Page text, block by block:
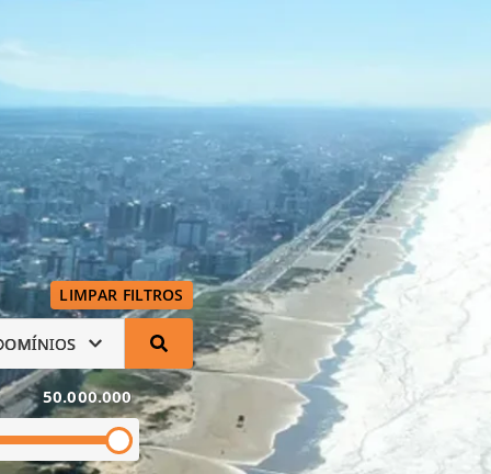
LIMPAR FILTROS
50.000.000